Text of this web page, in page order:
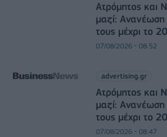
Ατρόμητος και
μαζί: Ανανέωση
τους μέχρι το
07/08/2026 - 08:52
advertising.gr
Ατρόμητος και
μαζί: Ανανέωση
τους μέχρι το
07/08/2026 - 08:47